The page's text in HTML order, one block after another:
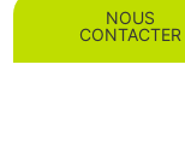
NOUS
CONTACTER